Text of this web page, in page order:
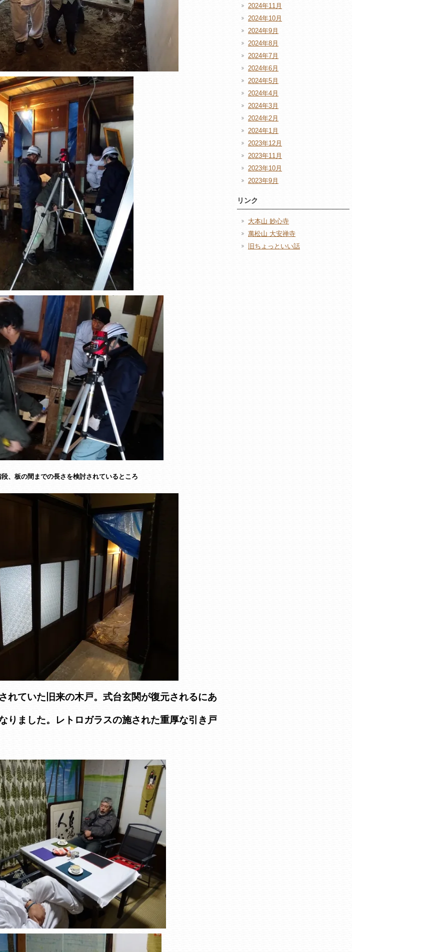
、板の間までの長さを検討されているところ
れていた旧来の木戸。式台玄関が復元されるにあ
りました。レトロガラスの施された重厚な引き戸
2024年11月
2024年10月
2024年9月
2024年8月
2024年7月
2024年6月
2024年5月
2024年4月
2024年3月
2024年2月
2024年1月
2023年12月
2023年11月
2023年10月
2023年9月
リンク
大本山 妙心寺
萬松山 大安禅寺
旧ちょっといい話